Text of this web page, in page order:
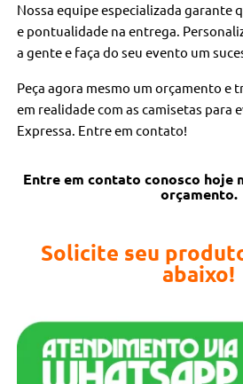
Nossa equipe especializada garante
e pontualidade na entrega.
a gente e faça do seu evento um
Peça agora mesmo um orçamento e
em realidade com as camisetas para
Expressa. Entre em contato!
Entre em contato conosco hoje
orçamento.
Solicite seu
abaixo!